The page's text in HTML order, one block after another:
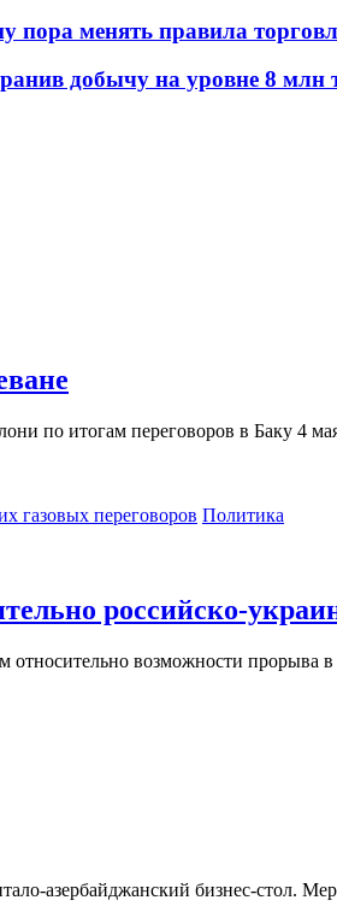
пора менять правила
добычу на уровне 8 млн
итогам переговоров в Баку 4 мая
Политика
российско-
возможности прорыва
азербайджанский бизнес-стол.